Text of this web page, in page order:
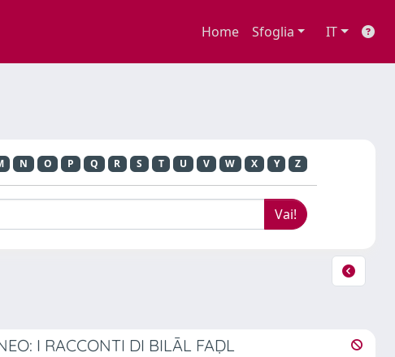
Home Sfoglia IT
N O P Q R S T U V W X Y Z
I RACCONTI DI BILĀL FAḌL